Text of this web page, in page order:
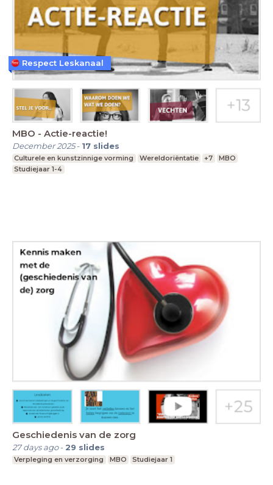
MBO - Actie-reactie!
December 2025- 17 slides
Culturele en kunstzinnige vorming Wereldoriëntatie +7
MBO
Studiejaar 1-4
Respect Leskanaal
Geschiedenis van de zorg
27 days ago- 29 slides
Verpleging en verzorging MBO Studiejaar 1